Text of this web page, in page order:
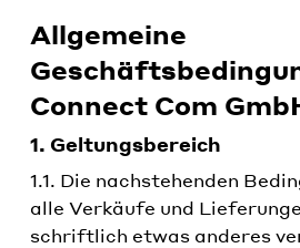
Allgemeine
Connect Com
1. Geltungsbereich
1.1. Die nachstehenden
alle Verkäufe und
schriftlich etwas anderes